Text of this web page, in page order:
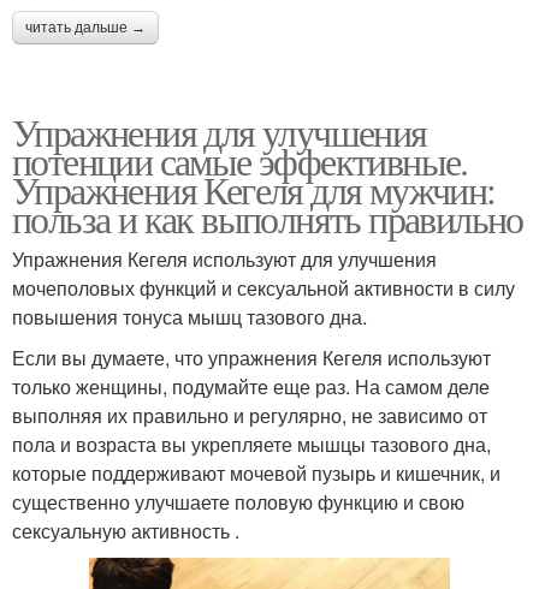
читать дальше →
Упражнения для улучшения
потенции самые эффективные.
Упражнения Кегеля для мужчин:
польза и как выполнять правильно
Упражнения Кегеля используют для улучшения
мочеполовых функций и сексуальной активности в силу
повышения тонуса мышц тазового дна.
Если вы думаете, что упражнения Кегеля используют
только женщины, подумайте еще раз. На самом деле
выполняя их правильно и регулярно, не зависимо от
пола и возраста вы укрепляете мышцы тазового дна,
которые поддерживают мочевой пузырь и кишечник, и
существенно улучшаете половую функцию и свою
сексуальную активность .